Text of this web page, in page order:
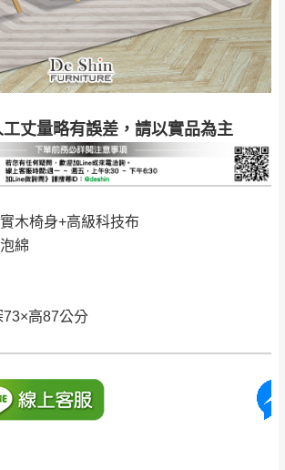
丈量略有誤差，請以實品為主
木椅身+高級科技布
綿
高87公分
配送天數：5~14天
指定送貨日當天以電話聯絡確認
市地區固定每周(三)、(日)兩天收送貨
： 彰化、南投、雲林、嘉義、台南、高
花蓮、台東、金門、馬祖、澎湖地區
工作天另行寄出，另外約加上2~7個
，如遇國定假日將順延寄送。
人員，我們將為您更換新品，運費
站負責，所有退回及換貨之商品必須
狀態且完整包裝，床墊、床包、枕頭
商紙及所有附隨文件或資料之完整
未依照上述方式處理，恕無法接受退
的設定色差或解析度等因素， 與實
顏色、質感稍有不同，如因此而需
詳加確認。(包含商品尺寸是否合適)。
請確認商品尺寸，大型物件因為人工